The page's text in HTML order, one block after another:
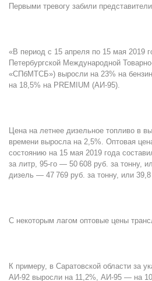
Первыми тревогу забили
«В период с 15 апреля по 15 мая 2019
Петербургской Международной
«СПбМТСБ») выросли на 23% на
на 18,5% на PREMIUM (АИ-95).
Цена на летнее дизельное топливо в
времени выросла на 2,5%. Оптовая
состоянию на 15 мая 2019 года
за литр, 95-го — 50 608 руб. за тонну,
дизель — 47 769 руб. за тонну, или
С некоторым лагом оптовые цены
К примеру, в Саратовской области за
АИ-92 выросли на 11,2%, АИ-95 — на